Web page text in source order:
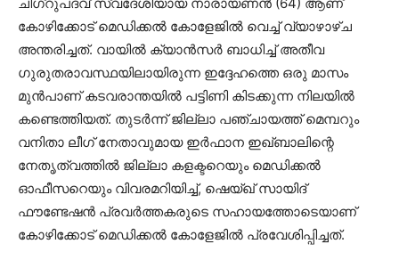
കോഴിക്കോട് മെഡിക്കൽ കോളേജിൽ വെച്ച് വ്യാഴാഴ്ച
അന്തരിച്ചത്. വായിൽ ക്യാൻസർ ബാധിച്ച് അതീവ
ഗുരുതരാവസ്ഥയിലായിരുന്ന ഇദ്ദേഹത്തെ ഒരു മാസം
മുൻപാണ് കടവരാന്തയിൽ പട്ടിണി കിടക്കുന്ന നിലയിൽ
കണ്ടെത്തിയത്. തുടർന്ന് ജില്ലാ പഞ്ചായത്ത് മെമ്പറും
വനിതാ ലീഗ് നേതാവുമായ ഇർഫാന ഇഖ്ബാലിന്റെ
നേതൃത്വത്തിൽ ജില്ലാ കളക്ടറെയും മെഡിക്കൽ
ഓഫീസറെയും വിവരമറിയിച്ച്, ഷെയ്ഖ് സായിദ്
ഫൗണ്ടേഷൻ പ്രവർത്തകരുടെ സഹായത്തോടെയാണ്
കോഴിക്കോട് മെഡിക്കൽ കോളേജിൽ പ്രവേശിപ്പിച്ചത്.